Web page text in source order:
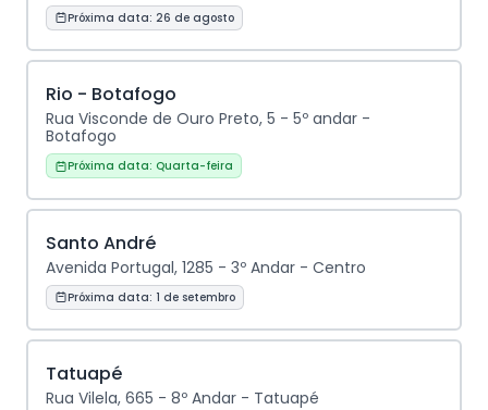
Próxima data: 26 de agosto
Rio - Botafogo
Rua Visconde de Ouro Preto, 5 - 5º andar -
Botafogo
Próxima data: Quarta-feira
Santo André
Avenida Portugal, 1285 - 3º Andar - Centro
Próxima data: 1 de setembro
Tatuapé
Rua Vilela, 665 - 8º Andar - Tatuapé